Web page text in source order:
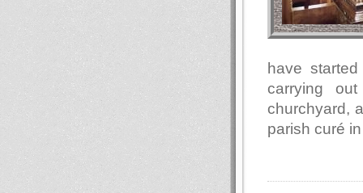
have
carrying
churchyard,
parish curé